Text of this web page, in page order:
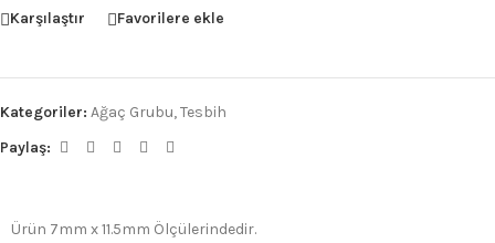
Karşılaştır Favorilere ekle
Kategoriler: Ağaç Grubu,Tesbih
Paylaş:
Ürün 7mm x 11.5mm Ölçülerindedir.